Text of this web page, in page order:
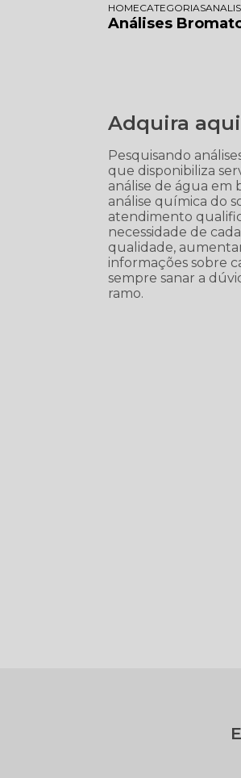
HOMECATEGORIAS
Análises
Adquira
Pesquisando
que disponibiliza
análise de água em
análise química do
atendimento
necessidade de
qualidade,
informações sobre
sempre sanar a
ramo.